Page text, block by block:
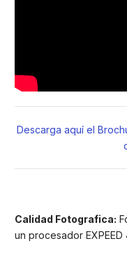
Descarga aquí el
Calidad Fotografica:
un procesador EXPEED